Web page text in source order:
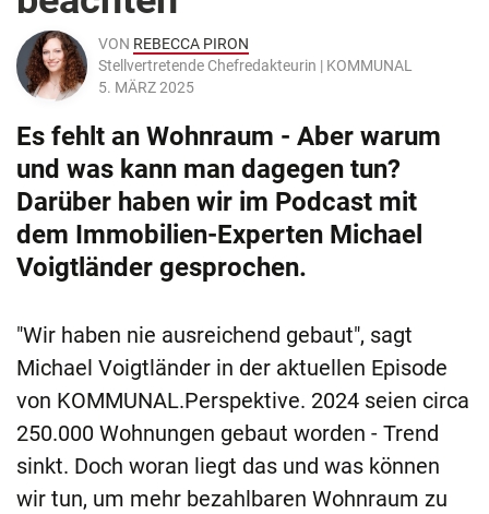
VON REBECCA PIRON
Stellvertretende Chefredakteurin | KOMMUNAL
5. MÄRZ 2025
Es fehlt an Wohnraum - Aber warum
und was kann man dagegen tun?
Darüber haben wir im Podcast mit
dem Immobilien-Experten Michael
Voigtländer gesprochen.
"Wir haben nie ausreichend gebaut", sagt
Michael Voigtländer in der aktuellen Episode
von KOMMUNAL.Perspektive. 2024 seien circa
250.000 Wohnungen gebaut worden - Trend
sinkt. Doch woran liegt das und was können
wir tun, um mehr bezahlbaren Wohnraum zu